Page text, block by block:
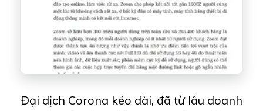
Đại dịch Corona kéo dài, đã từ lâu doanh